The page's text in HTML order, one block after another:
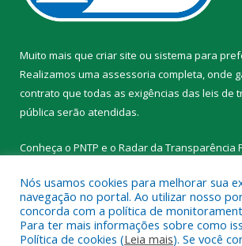
Muito mais que criar site ou sistema para
Realizamos uma assessoria completa, onde
contrato que todas as exigências das leis de
pública serão atendidas.
Conheça o PNTP e o Radar da Transparência
Todos os direitos reservados a Prefeitura
Nós usamos cookies para melhorar sua
navegação no portal. Ao utilizar nosso
concorda com a política de
Para ter mais informações sobre como
Política de cookies (Leia mais). Se você